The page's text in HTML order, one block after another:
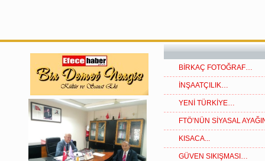
BİRKAÇ FOTOĞRAF…
İNŞAATÇILIK…
YENİ TÜRKİYE…
FTÖ’NÜN SİYASAL
KISACA...
GÜVEN SIKIŞMASI…